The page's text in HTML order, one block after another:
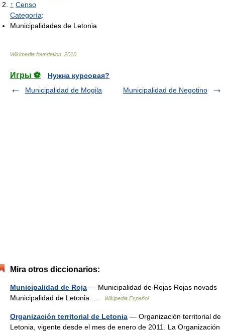
↑ Censo
Categoría:
Municipalidades de Letonia
Wikimedia foundation 2010
Игры ⚽
Нужна курсовая?
Municipalidad de Mogila
Municipalidad de Negotino
Mira otros diccionarios:
Municipalidad de Roja — Municipalidad de Rojas Rojas novads
Municipalidad de Letonia …
Wikipedia Español
Organización territorial de Letonia — Organización territorial de
Letonia, vigente desde el mes de enero de 2011. La Organización